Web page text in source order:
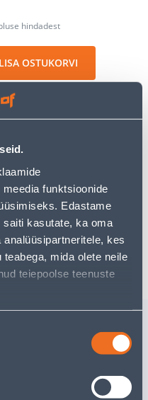
funktsioonide
Edastame
kasutate, ka oma
kes
mida olete neile
teiepoolse teenuste
hindadest
LISA OSTUKORVI
5 tööpäeva
al. 2-5 tööpäeva
75MM
Tarne pole